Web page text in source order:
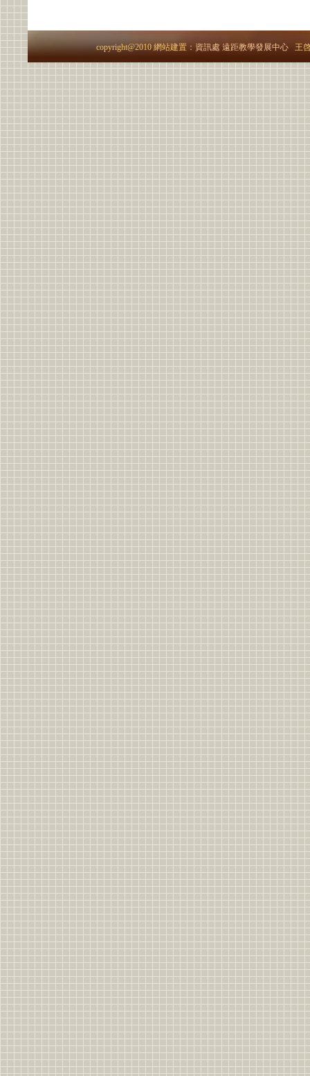
copyright@2010 網站建置： 資訊處 遠距教學發展中心王